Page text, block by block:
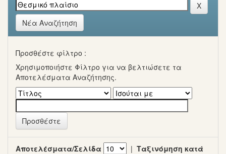
Νέα Αναζήτηση
Προσθέστε φίλτρο :
Χρησιμοποιήστε Φίλτρο για να βελτιώσετε τα
Αποτελέσματα Αναζήτησης.
Αποτελέσματα/Σελίδα | Ταξινόμηση κατά